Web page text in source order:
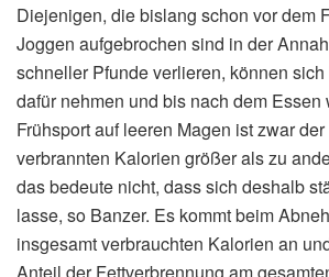
Diejenigen, die bislang schon vor dem
Joggen aufgebrochen sind in der
schneller Pfunde verlieren, können
dafür nehmen und bis nach dem Essen
Frühsport auf leeren Magen ist zwar
verbrannten Kalorien größer als zu
das bedeute nicht, dass sich deshalb
lasse, so Banzer. Es kommt beim
insgesamt verbrauchten Kalorien an
Anteil der Fettverbrennung am